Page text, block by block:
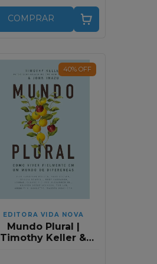
COMPRAR
40% OFF
EDITORA VIDA NOVA
Mundo Plural |
Timothy Keller &